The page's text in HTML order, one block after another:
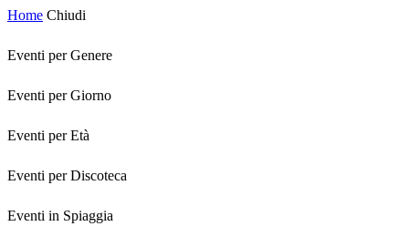
Home Chiudi
Eventi per Genere
Eventi per Giorno
Eventi per Età
Eventi per Discoteca
Eventi in Spiaggia